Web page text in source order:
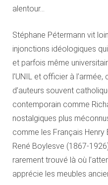
alentour…
Stéphane Pétermann vit
injonctions idéologiques
et parfois même
l’UNIL et officier à
d’auteurs souvent
contemporain comme
nostalgiques plus
comme les Français
René Boylesve (1867-
rarement trouvé là où
apprécie les meubles